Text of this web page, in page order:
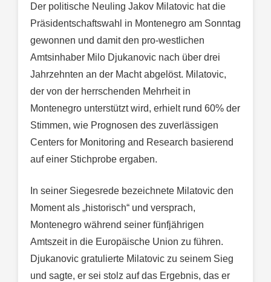
Der politische Neuling Jakov Milatovic hat die
Präsidentschaftswahl in Montenegro am Sonntag
gewonnen und damit den pro-westlichen
Amtsinhaber Milo Djukanovic nach über drei
Jahrzehnten an der Macht abgelöst. Milatovic,
der von der herrschenden Mehrheit in
Montenegro unterstützt wird, erhielt rund 60% der
Stimmen, wie Prognosen des zuverlässigen
Centers for Monitoring and Research basierend
auf einer Stichprobe ergaben.
In seiner Siegesrede bezeichnete Milatovic den
Moment als „historisch“ und versprach,
Montenegro während seiner fünfjährigen
Amtszeit in die Europäische Union zu führen.
Djukanovic gratulierte Milatovic zu seinem Sieg
und sagte, er sei stolz auf das Ergebnis, das er